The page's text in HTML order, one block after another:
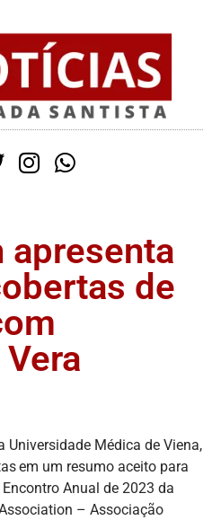
apresenta
de
Universidade Médica de Viena,
em um resumo aceito para
Anual de 2023 da
– Associação